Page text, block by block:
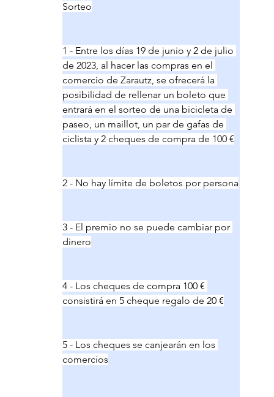
Sorteo
1 - Entre los días 19 de junio y 2 de julio
de 2023, al hacer las compras en el
comercio de Zarautz, se ofrecerá la
posibilidad de rellenar un boleto que
entrará en el sorteo de una bicicleta de
paseo, un maillot, un par de gafas de
ciclista y 2 cheques de compra de 100 €
2 - No hay límite de boletos por persona
3 - El premio no se puede cambiar por
dinero
4 - Los cheques de compra 100 €
consistirá en 5 cheque regalo de 20 €
5 - Los cheques se canjearán en los
comercios